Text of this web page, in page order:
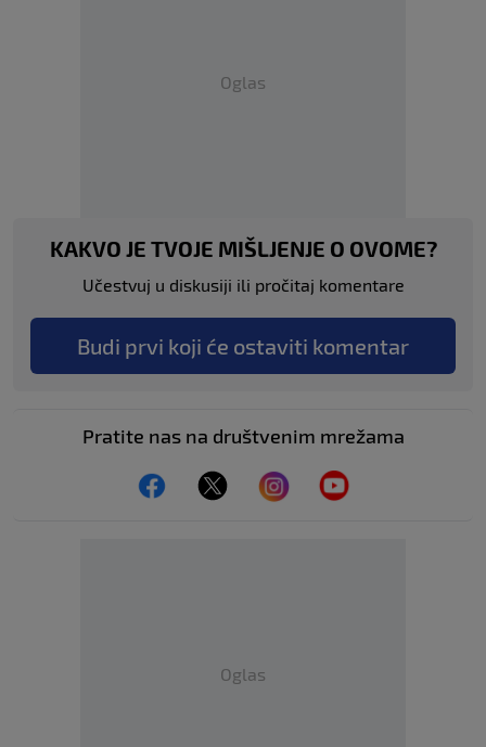
Oglas
KAKVO JE TVOJE MIŠLJENJE O OVOME?
Učestvuj u diskusiji ili pročitaj komentare
Budi prvi koji će ostaviti komentar
Pratite nas na društvenim mrežama
Oglas